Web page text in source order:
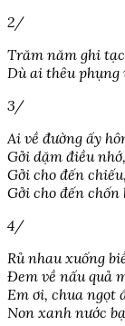
2/
Trăm năm ghi
Dù ai thêu phụng
3/
Ai về đường ấy
Gởi dặm điều
Gởi cho đến
Gởi cho đến chốn
4/
Rủ nhau xuống
Đem về nấu quả
Em ơi, chua ngọt
Non xanh nước